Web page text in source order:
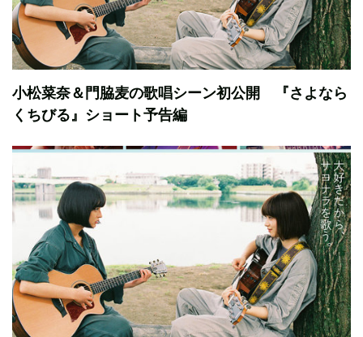
小松菜奈＆門脇麦の歌唱シーン初公開 『さよなら
くちびる』ショート予告編